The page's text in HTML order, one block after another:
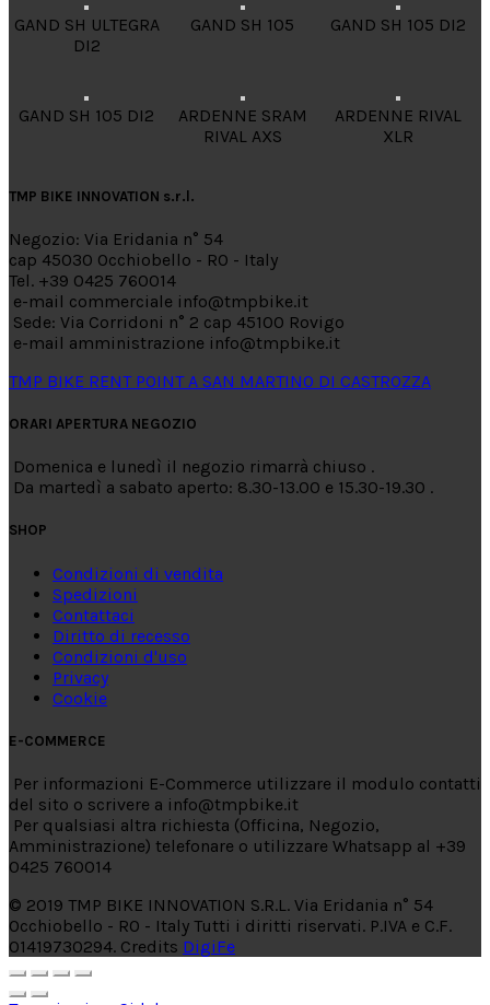
GAND SH ULTEGRA
DI2
GAND SH 105 GAND SH 105 DI2
GAND SH 105 DI2
ARDENNE SRAM
RIVAL AXS
ARDENNE RIVAL
XLR
TMP BIKE INNOVATION s.r.l.
Negozio: Via Eridania n° 54
cap 45030 Occhiobello - RO - Italy
Tel. +39 0425 760014
e-mail commerciale info@tmpbike.it
Sede: Via Corridoni n° 2 cap 45100 Rovigo
e-mail amministrazione info@tmpbike.it
TMP BIKE RENT POINT A SAN MARTINO DI CASTROZZA
ORARI APERTURA NEGOZIO
Domenica e lunedì il negozio rimarrà chiuso .
Da martedì a sabato aperto: 8.30-13.00 e 15.30-19.30 .
SHOP
Condizioni di vendita
Spedizioni
Contattaci
Diritto di recesso
Condizioni d'uso
Privacy
Cookie
E-COMMERCE
Per informazioni E-Commerce utilizzare il modulo contatti
del sito o scrivere a info@tmpbike.it
Per qualsiasi altra richiesta (Officina, Negozio,
Amministrazione) telefonare o utilizzare Whatsapp al +39
0425 760014
© 2019 TMP BIKE INNOVATION S.R.L. Via Eridania n° 54
Occhiobello - RO - Italy Tutti i diritti riservati. P.IVA e C.F.
01419730294. Credits DigiFe